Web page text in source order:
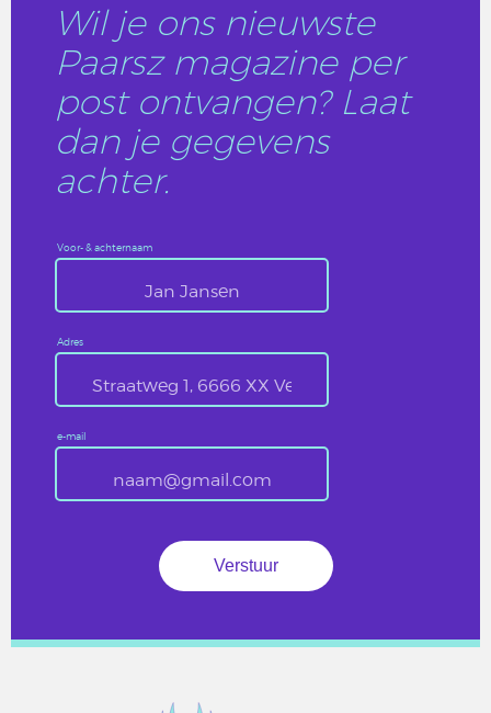
Wil je ons nieuwste
Paarsz magazine per
post ontvangen? Laat
dan je gegevens
achter.
Voor- & achternaam
Adres
e-mail